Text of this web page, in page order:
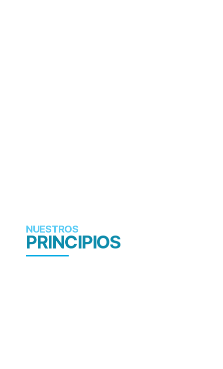
NUESTROS
PRINCIPIOS